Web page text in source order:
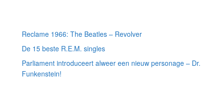
Reclame 1966: The Beatles – Revolver
De 15 beste R.E.M. singles
Parliament introduceert alweer een nieuw personage – Dr.
Funkenstein!